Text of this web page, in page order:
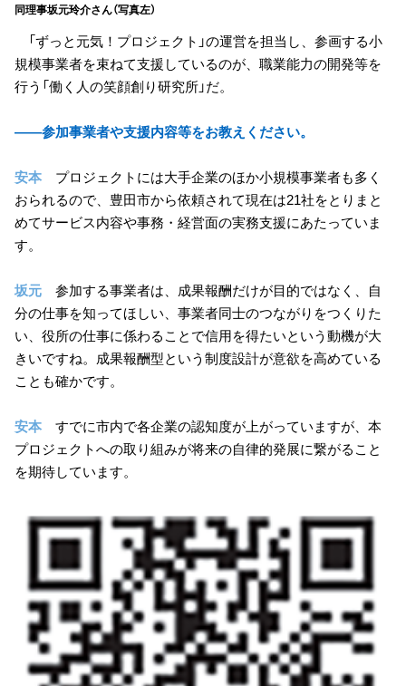
同理事坂元玲介さん（写真左）
「ずっと元気！プロジェクト」の運営を担当し、参画する小
規模事業者を束ねて支援しているのが、職業能力の開発等を
行う「働く人の笑顔創り研究所」だ。
――参加事業者や支援内容等をお教えください。
安本 プロジェクトには大手企業のほか小規模事業者も多く
おられるので、豊田市から依頼されて現在は21社をとりまと
めてサービス内容や事務・経営面の実務支援にあたっていま
す。
坂元 参加する事業者は、成果報酬だけが目的ではなく、自
分の仕事を知ってほしい、事業者同士のつながりをつくりた
い、役所の仕事に係わることで信用を得たいという動機が大
きいですね。成果報酬型という制度設計が意欲を高めている
ことも確かです。
安本 すでに市内で各企業の認知度が上がっていますが、本
プロジェクトへの取り組みが将来の自律的発展に繋がること
を期待しています。